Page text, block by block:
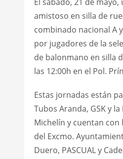
amistoso en silla de
combinado nacional A
por jugadores de la
de balonmano en silla
las 12:00h en el Pol.
Estas jornadas están
Tubos Aranda, GSK y
Michelín y cuentan con
del Excmo.
Duero, PASCUAL y